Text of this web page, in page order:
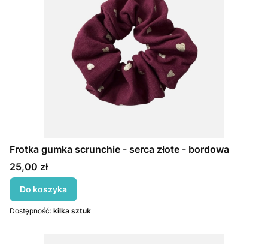
Frotka gumka scrunchie - serca złote - bordowa
Cena
25,00 zł
Do koszyka
Dostępność: kilka sztuk